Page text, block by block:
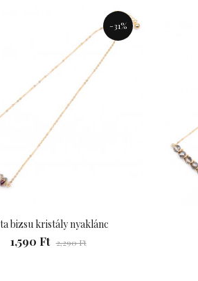
-31%
bizsu kristály nyaklánc
1,590 Ft 2,290 Ft